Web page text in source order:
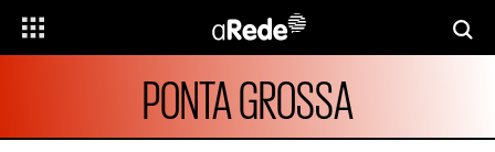
PONTA GROSSA